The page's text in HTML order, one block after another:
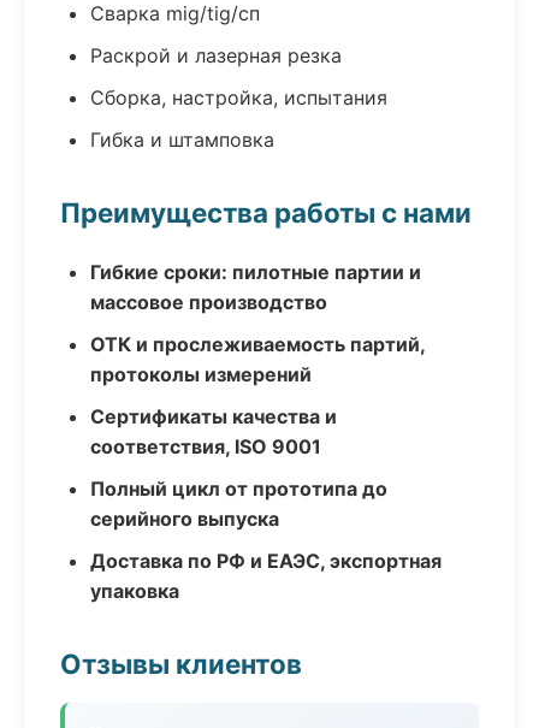
Сварка mig/tig/сп
Раскрой и лазерная резка
Сборка, настройка, испытания
Гибка и штамповка
Преимущества работы с нами
Гибкие сроки: пилотные партии и
массовое производство
ОТК и прослеживаемость партий,
протоколы измерений
Сертификаты качества и
соответствия, ISO 9001
Полный цикл от прототипа до
серийного выпуска
Доставка по РФ и ЕАЭС, экспортная
упаковка
Отзывы клиентов